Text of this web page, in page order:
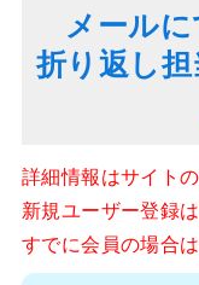
メール
折り返し
詳細情報はサイト
新規ユーザー登録
すでに会員の場合は